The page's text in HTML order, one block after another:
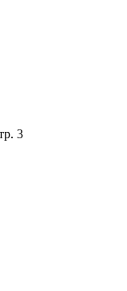
3